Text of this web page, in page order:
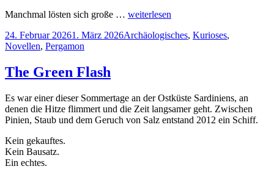
Manchmal lösten sich große … weiterlesen
Veröffentlicht
am
24. Februar 20261. März 2026Kategorien
Archäologisches, Kurioses,
Novellen, Pergamon
The Green Flash
Es war einer dieser Sommertage an der Ostküste Sardiniens, an
denen die Hitze flimmert und die Zeit langsamer geht. Zwischen
Pinien, Staub und dem Geruch von Salz entstand 2012 ein Schiff.
Kein gekauftes.
Kein Bausatz.
Ein echtes.